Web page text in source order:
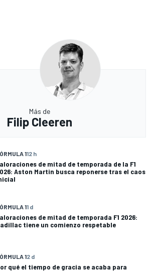
Más de
Filip Cleeren
112 h
de mitad de temporada de la F1
Aston Martin busca reponerse tras el caos
11 d
de mitad de temporada F1 2026:
tiene un comienzo respetable
12 d
qué el tiempo de gracia se acaba para